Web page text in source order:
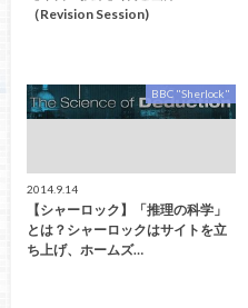
（Revision Session)
BBC "Sherlock"
2014.9.14
【シャーロック】「推理の科学」
とは？シャーロックはサイトを立
ち上げ、ホームズ…